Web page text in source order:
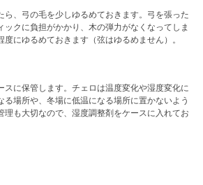
ら、弓の毛を少しゆるめておきます。弓を張った
ックに負担がかかり、木の弾力がなくなってしま
にゆるめておきます（弦はゆるめません）。
スに保管します。チェロは温度変化や湿度変化に
る場所や、冬場に低温になる場所に置かないよう
理も大切なので、湿度調整剤をケースに入れてお